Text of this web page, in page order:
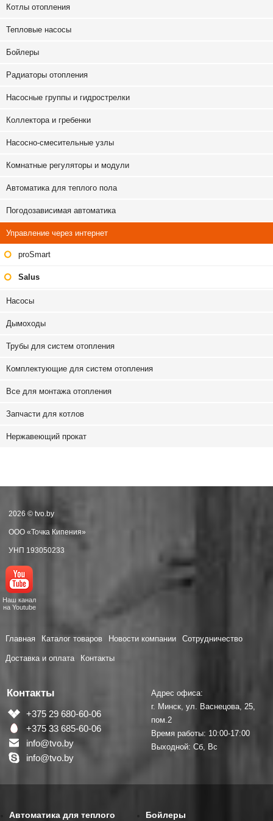
Котлы отопления
Тепловые насосы
Бойлеры
Радиаторы отопления
Насосные группы и гидрострелки
Коллектора и гребенки
Насосно-смесительные узлы
Комнатные регуляторы и модули
Автоматика для теплого пола
Погодозависимая автоматика
Управление через интернет
proSmart
Salus
Насосы
Дымоходы
Трубы для систем отопления
Комплектующие для систем отопления
Все для монтажа отопления
Запчасти для котлов
Нержавеющий прокат
2026 © tvo.by
ООО «Точка Кипения»
УНП 193050233
Наш канал
на Youtube
Главная Каталог товаров Новости компании Сотрудничество
Доставка и оплата Контакты
Контакты
+375 29 680-60-06
+375 33 685-60-06
info@tvo.by
info@tvo.by
Адрес офиса:
г. Минск, ул. Васнецова, 25,
пом.2
Время работы: 10:00-17:00
Выходной: Сб, Вс
Автоматика для теплого Бойлеры